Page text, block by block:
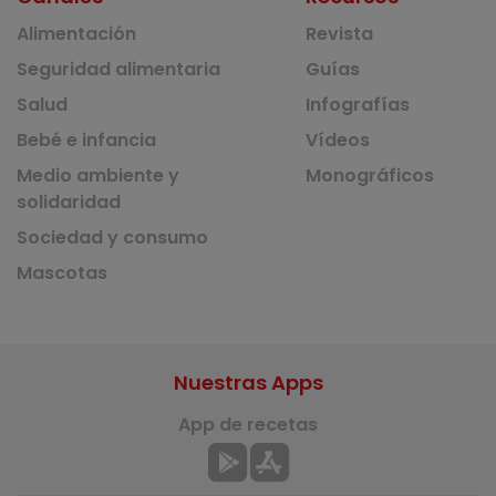
Alimentación
Seguridad alimentaria
Salud
Bebé e infancia
Medio ambiente y
solidaridad
Sociedad y consumo
Mascotas
Revista
Guías
Infografías
Vídeos
Monográficos
Nuestras Apps
App de recetas